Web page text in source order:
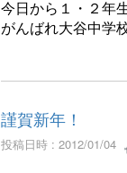
今日から１・２年
がんばれ大谷中学
謹賀新年！
投稿日時 : 2012/01/04